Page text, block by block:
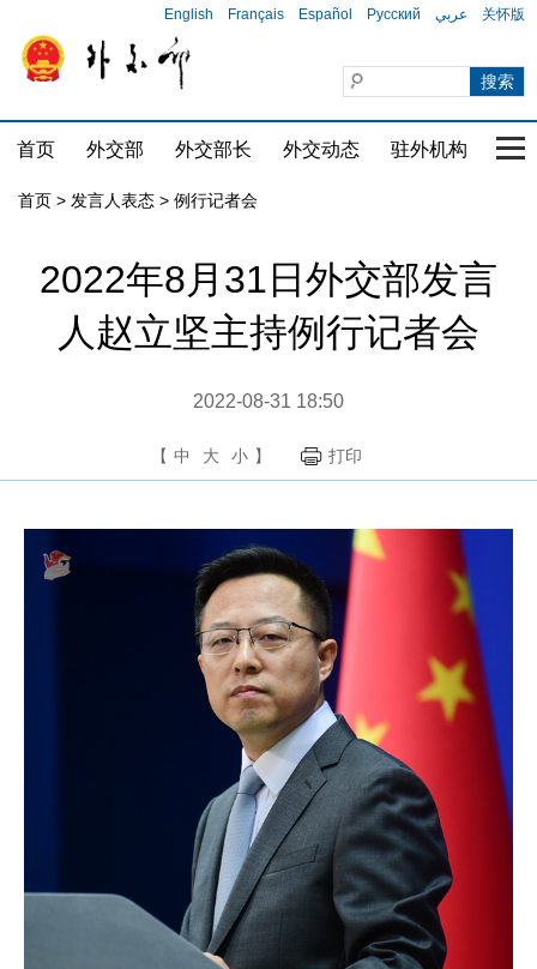
English Français Español Русский عربي 关怀版
首页 外交部 外交部长 外交动态 驻外机构 国
首页 > 发言人表态 > 例行记者会
2022年8月31日外交部发言
人赵立坚主持例行记者会
2022-08-31 18:50
【 中 大 小 】 打印